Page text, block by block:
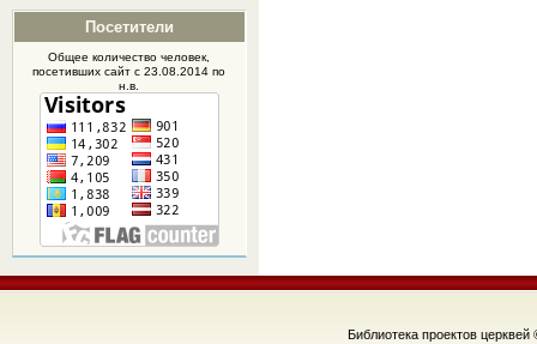
Посетители
Общее количество человек,
посетившихсайтс 23.08.2014 по
н.в.
Библиотека проектов церквей